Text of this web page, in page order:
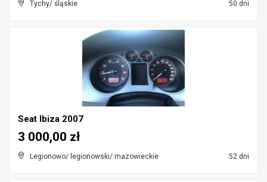
Tychy/ śląskie 50 dni
Seat Ibiza 2007
Legionowo/ legionowski/ mazowieckie 52 dni
3 000,00 zł